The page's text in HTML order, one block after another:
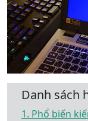
Danh sách
1. Phổ biến